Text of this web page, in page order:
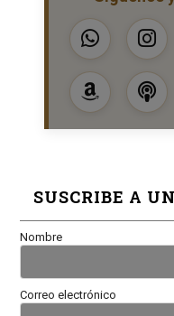
SUSCRIBE A
Nombre
Correo electrónico